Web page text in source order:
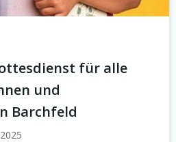
für alle
und
Barchfeld